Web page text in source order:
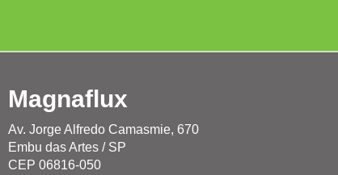
Magnaflux
Av. Jorge Alfredo Camasmie, 670
Embu das Artes / SP
CEP 06816-050